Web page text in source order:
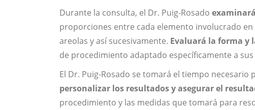
Durante la consulta, el Dr. Puig-Rosado
proporciones entre cada elemento involucrado
areolas y así sucesivamente. Evaluará la forma y
de procedimiento adaptado específicamente a
El Dr. Puig-Rosado se tomará el tiempo necesario
personalizar los resultados y asegurar el
procedimiento y las medidas que tomará para